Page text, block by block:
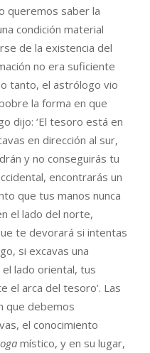
queremos saber la
condición material
de la existencia del
no era suficiente
tanto, el astrólogo vio
la forma en que
dijo: ‘El tesoro está en
en dirección al sur,
y no conseguirás tu
encontrarás un
que tus manos nunca
el lado del norte,
te devorará si intentas
si excavas una
lado oriental, tus
el arca del tesoro’. Las
que debemos
el conocimiento
místico, y en su lugar,